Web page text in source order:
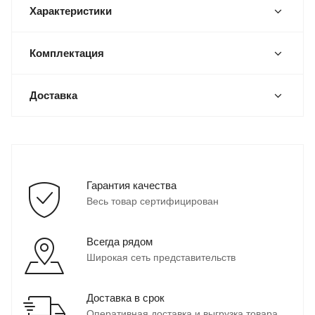
Характеристики
Комплектация
Доставка
Гарантия качества
Весь товар сертифицирован
Всегда рядом
Широкая сеть представительств
Доставка в срок